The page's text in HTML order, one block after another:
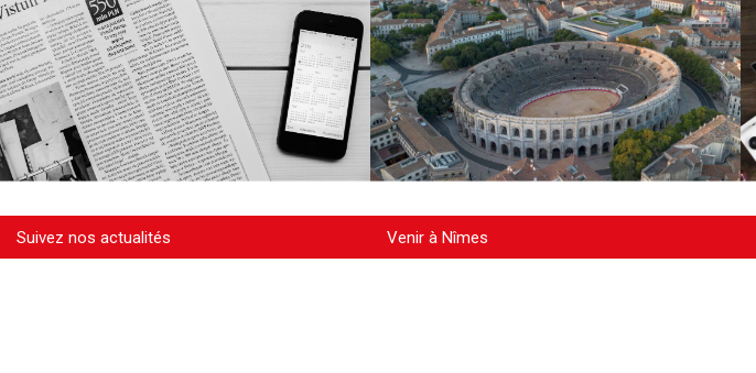
Suivez nos actualités Venir à Nîmes